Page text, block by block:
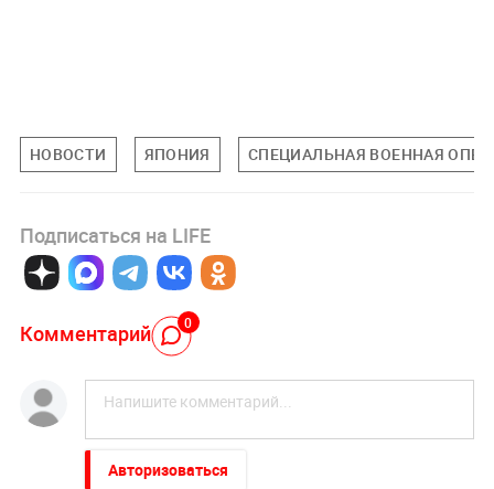
НОВОСТИ ЯПОНИЯ СПЕЦИАЛЬНАЯ ВОЕННАЯ
Подписаться на LIFE
Комментарий 0
Авторизоваться